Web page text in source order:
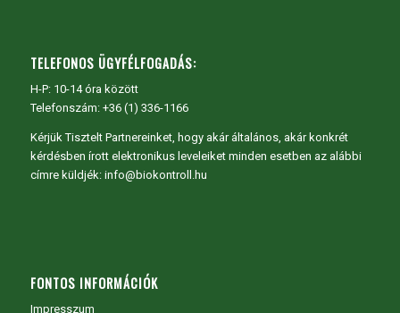
TELEFONOS ÜGYFÉLFOGADÁS:
H-P: 10-14 óra között
Telefonszám: +36 (1) 336-1166
Kérjük Tisztelt Partnereinket, hogy akár általános, akár konkrét
kérdésben írott elektronikus leveleiket minden esetben az alábbi
címre küldjék: info@biokontroll.hu
FONTOS INFORMÁCIÓK
Impresszum